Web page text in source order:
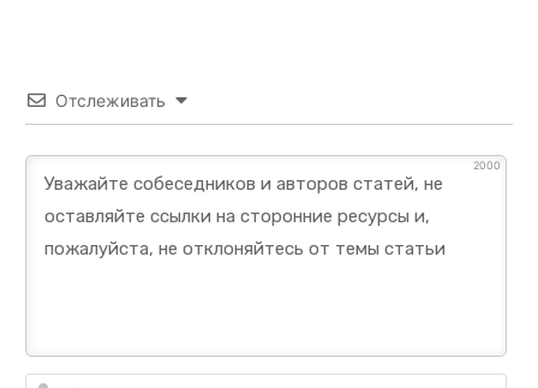
Отслеживать
2000